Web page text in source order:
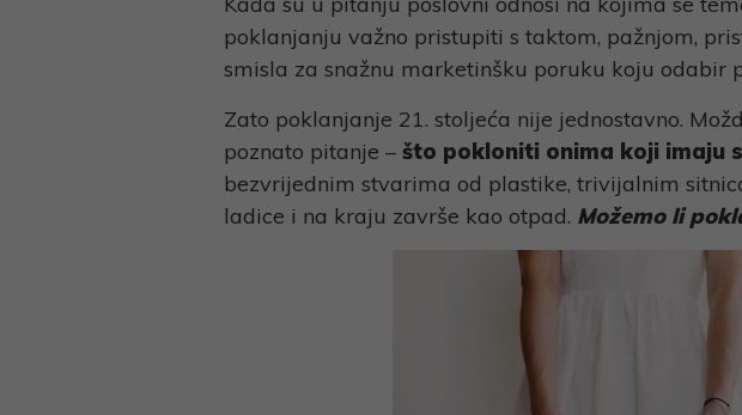
poklanjanju važno pristupiti s taktom, pažnjom,
smisla za snažnu marketinšku poruku koju odabir
Zato poklanjanje 21. stoljeća nije jednostavno.
poznato pitanje – što pokloniti onima koji imaju
bezvrijednim stvarima od plastike, trivijalnim
ladice i na kraju završe kao otpad. Možemo li